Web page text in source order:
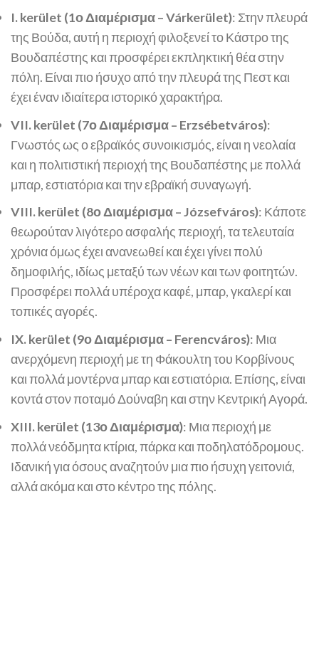
I. kerület (1ο Διαμέρισμα – Várkerület): Στην πλευρά
της Βούδα, αυτή η περιοχή φιλοξενεί το Κάστρο της
Βουδαπέστης και προσφέρει εκπληκτική θέα στην
πόλη. Είναι πιο ήσυχο από την πλευρά της Πεστ και
έχει έναν ιδιαίτερα ιστορικό χαρακτήρα.
VII. kerület (7ο Διαμέρισμα – Erzsébetváros):
Γνωστός ως ο εβραϊκός συνοικισμός, είναι η νεολαία
και η πολιτιστική περιοχή της Βουδαπέστης με πολλά
μπαρ, εστιατόρια και την εβραϊκή συναγωγή.
VIII. kerület (8ο Διαμέρισμα – Józsefváros): Κάποτε
θεωρούταν λιγότερο ασφαλής περιοχή, τα τελευταία
χρόνια όμως έχει ανανεωθεί και έχει γίνει πολύ
δημοφιλής, ιδίως μεταξύ των νέων και των φοιτητών.
Προσφέρει πολλά υπέροχα καφέ, μπαρ, γκαλερί και
τοπικές αγορές.
IX. kerület (9ο Διαμέρισμα – Ferencváros): Μια
ανερχόμενη περιοχή με τη Φάκουλτη του Κορβίνους
και πολλά μοντέρνα μπαρ και εστιατόρια. Επίσης, είναι
κοντά στον ποταμό Δούναβη και στην Κεντρική Αγορά.
XIII. kerület (13ο Διαμέρισμα): Μια περιοχή με
πολλά νεόδμητα κτίρια, πάρκα και ποδηλατόδρομους.
Ιδανική για όσους αναζητούν μια πιο ήσυχη γειτονιά,
αλλά ακόμα και στο κέντρο της πόλης.